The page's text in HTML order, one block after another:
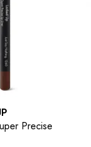
Precise